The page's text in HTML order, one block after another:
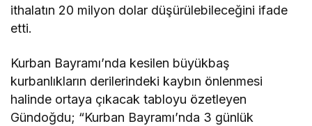
ithalatın 20 milyon dolar düşürülebileceğini ifade
etti.
Kurban Bayramı’nda kesilen büyükbaş
kurbanlıkların derilerindeki kaybın önlenmesi
halinde ortaya çıkacak tabloyu özetleyen
Gündoğdu; “Kurban Bayramı’nda 3 günlük